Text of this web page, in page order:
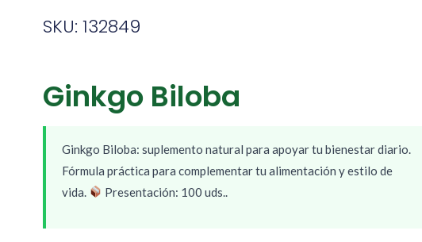
SKU: 132849
Ginkgo Biloba
Ginkgo Biloba: suplemento natural para apoyar tu bienestar diario.
Fórmula práctica para complementar tu alimentación y estilo de
vida.
Presentación: 100 uds..